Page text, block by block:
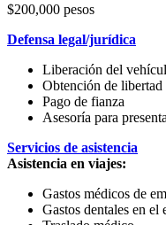
$200,000 pesos
Defensa legal/jurídica
Liberación del
Obtención de
Pago de fianza
Asesoría para
Servicios de asistencia
Asistencia en viajes:
Gastos médicos de
Gastos dentales en el